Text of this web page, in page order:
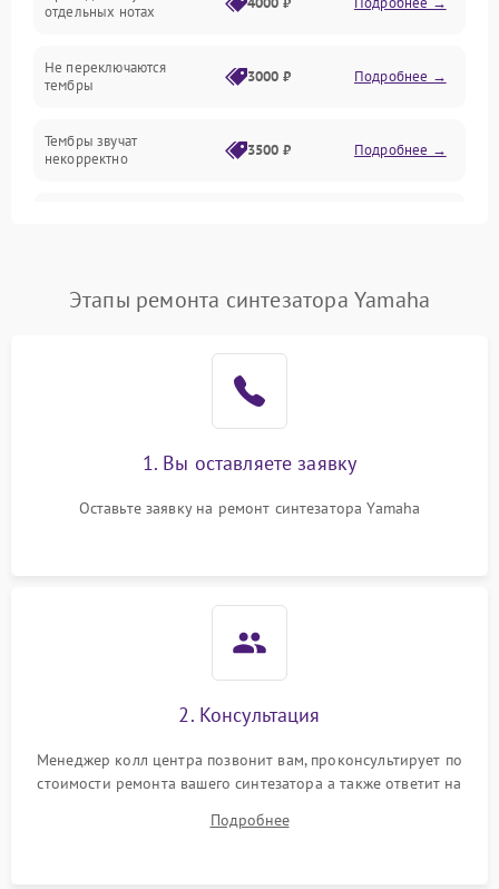
Оптика
Электроника
отдельных нотах
Не переключаются
тембры
3000 ₽ Подробнее →
Тембры звучат
некорректно
3500 ₽ Подробнее →
Этапы ремонта синтезатора Yamaha
1. Вы оставляете заявку
Оставьте заявку на ремонт синтезатора Yamaha
2. Консультация
Менеджер колл центра позвонит вам, проконсультирует по
стоимости ремонта вашего синтезатора а также ответит на
Подробнее